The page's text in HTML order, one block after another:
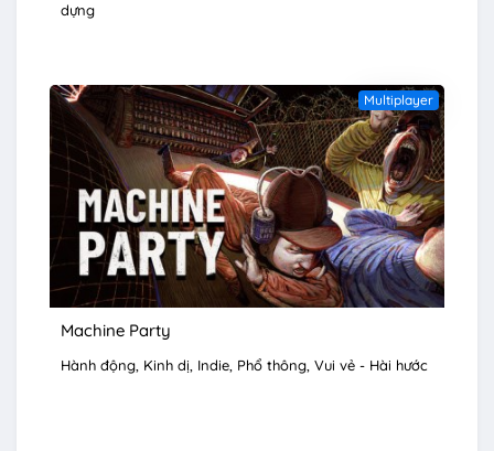
dựng
Multiplayer
Machine Party
Hành động Kinh dị Indie Phổ thông Vui vẻ - Hài hước